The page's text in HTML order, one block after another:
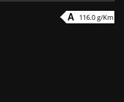
116.0 g/Km